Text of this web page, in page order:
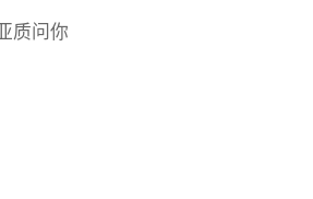
质问你